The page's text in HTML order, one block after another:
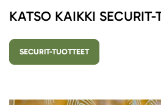
KATSO KAIKKI SECURIT-
SECURIT-TUOTTEET